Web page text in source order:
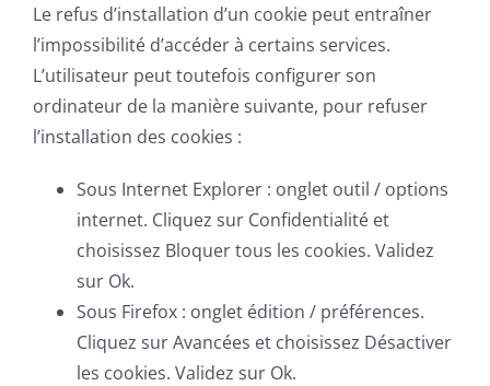
Le refus d’installation d’un cookie peut entraîner
l’impossibilité d’accéder à certains services.
L’utilisateur peut toutefois configurer son
ordinateur de la manière suivante, pour refuser
l’installation des cookies :
Sous Internet Explorer : onglet outil / options
internet. Cliquez sur Confidentialité et
choisissez Bloquer tous les cookies. Validez
sur Ok.
Sous Firefox : onglet édition / préférences.
Cliquez sur Avancées et choisissez Désactiver
les cookies. Validez sur Ok.